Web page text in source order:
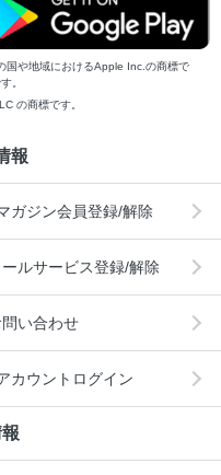
国や地域におけるApple Inc.の商標で
。
の商標です。
報
ガジン会員登録/解除
ールサービス登録/解除
問い合わせ
カウントログイン